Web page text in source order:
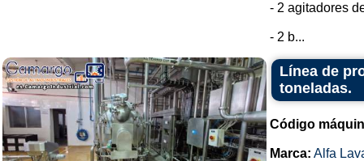
- 2 agitadores
- 2 b...
Línea de
toneladas.
Código
Marca: Alfa